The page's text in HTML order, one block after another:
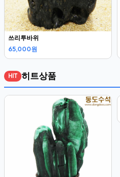
쓰리투바위
65,000원
HIT 히트상품